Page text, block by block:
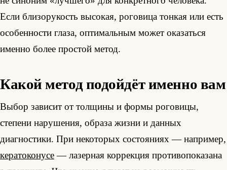
Если близорукость высокая, роговица тонкая или есть
особенности глаза, оптимальным может оказаться
именно более простой метод.
Какой метод подойдёт именно вам
Выбор зависит от толщины и формы роговицы,
степени нарушения, образа жизни и данных
диагностики. При некоторых состояниях — например,
кератоконусе— лазерная коррекция противопоказана